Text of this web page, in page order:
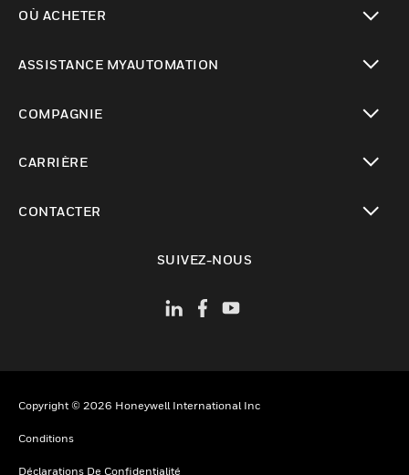
OÙ ACHETER
ASSISTANCE MYAUTOMATION
COMPAGNIE
CARRIÈRE
CONTACTER
SUIVEZ-NOUS
Copyright © 2026 Honeywell International Inc
Conditions
Déclarations De Confidentialité